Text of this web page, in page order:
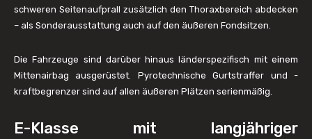
schweren Seitenaufprall zusätzlich den Thoraxbereich abdecken
– als Sonderausstattung auch auf den äußeren Fondsitzen.
Die Fahrzeuge sind darüber hinaus länderspezifisch mit einem
Mittenairbag ausgerüstet. Pyrotechnische Gurtstraffer und -
kraftbegrenzer sind auf allen äußeren Plätzen serienmäßig.
E-Klasse mit langjähriger